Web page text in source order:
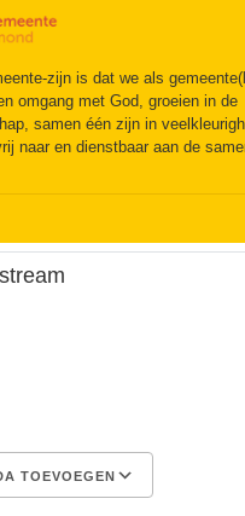
zijn is dat we als
omgang met God, groeien in de
samen één zijn in
naar en dienstbaar aan de
TOEVOEGEN